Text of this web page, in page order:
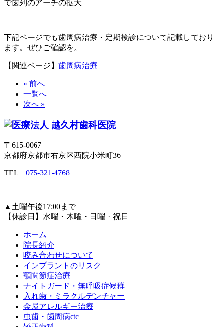
で歯列のアーチの拡大
下記ページでも歯周病治療・定期検診について記載しており
ます。ぜひご確認を。
【関連ページ】 歯周病治療
« 前へ
一覧へ
次へ »
〒615-0067
京都府京都市右京区西院小米町36
TEL 075-321-4768
▲ 土曜午後17:00まで
【休診日】水曜・木曜・日曜・祝日
ホーム
院長紹介
咬み合わせについて
インプラントのリスク
顎関節症治療
ナイトガード・無呼吸症候群
入れ歯・ミラクルデンチャー
金属アレルギー治療
虫歯・歯周病etc